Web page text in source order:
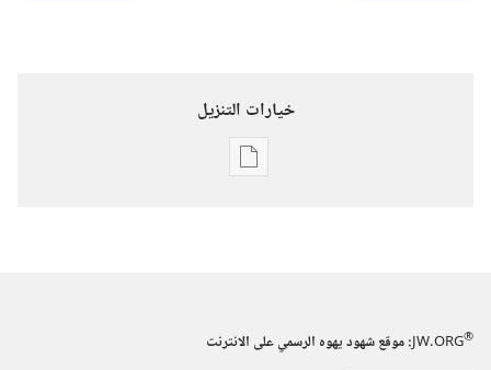
خيارات التنزيل
خيارات
الدراسية)‏
JW.ORG®
:‏ موقع شهود يهوه الرسمي على الانترنت